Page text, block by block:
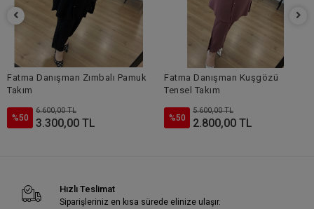
Fatma Danışman Zımbalı Pamuk
Takım
%50
6.600,00 TL
3.300,00 TL
Fatma Danışman Kuşgözü
Tensel Takım
%50
5.600,00 TL
2.800,00 TL
Hızlı Teslimat
Siparişleriniz en kısa sürede elinize ulaşır.